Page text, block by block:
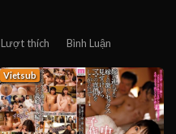
Lượt thích Bình Luận
Vietsub